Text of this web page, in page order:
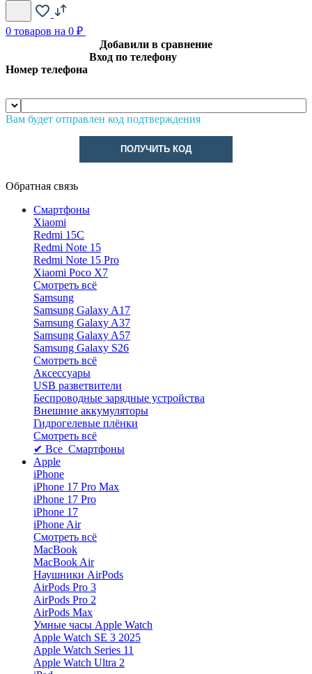
0 товаров на 0 ₽
Добавили в сравнение
Вход по телефону
Номер телефона
Вам будет отправлен код подтверждения
ПОЛУЧИТЬ КОД
Обратная связь
Смартфоны
Xiaomi
Redmi 15C
Redmi Note 15
Redmi Note 15 Pro
Xiaomi Poco X7
Смотреть всё
Samsung
Samsung Galaxy A17
Samsung Galaxy A37
Samsung Galaxy A57
Samsung Galaxy S26
Смотреть всё
Аксессуары
USB разветвители
Беспроводные зарядные устройства
Внешние аккумуляторы
Гидрогелевые плёнки
Смотреть всё
✔ Все Смартфоны
Apple
iPhone
iPhone 17 Pro Max
iPhone 17 Pro
iPhone 17
iPhone Air
Смотреть всё
MacBook
MacBook Air
Наушники AirPods
AirPods Pro 3
AirPods Pro 2
AirPods Max
Умные часы Apple Watch
Apple Watch SE 3 2025
Apple Watch Series 11
Apple Watch Ultra 2